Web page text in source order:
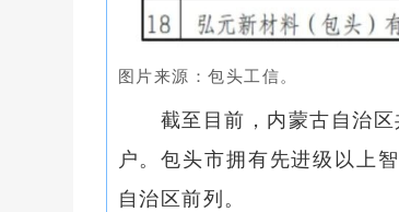
图片来源：包头工信。
截至目前，内蒙古自治
户。包头市拥有先进级以上
自治区前列。